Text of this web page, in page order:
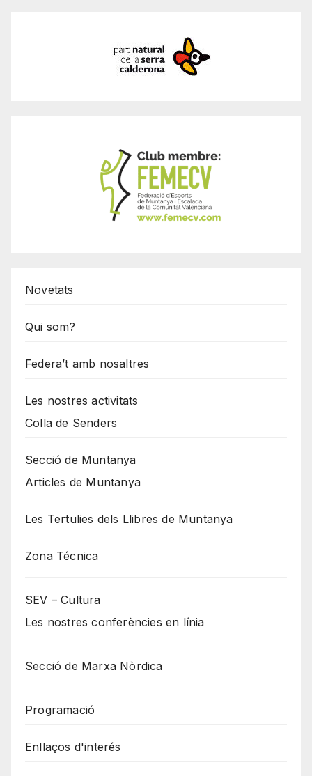
Novetats
Qui som?
Federa’t amb nosaltres
Les nostres activitats
Colla de Senders
Secció de Muntanya
Articles de Muntanya
Les Tertulies dels Llibres de Muntanya
Zona Técnica
SEV – Cultura
Les nostres conferències en línia
Secció de Marxa Nòrdica
Programació
Enllaços d'interés